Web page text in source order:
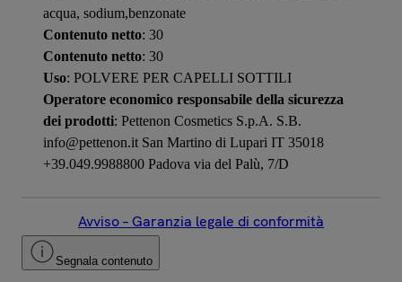
acqua, sodium,benzonate
Contenuto netto: 30
Contenuto netto: 30
Uso: POLVERE PER CAPELLI SOTTILI
Operatore economico responsabile della sicurezza
dei prodotti: Pettenon Cosmetics S.p.A. S.B.
info@pettenon.it San Martino di Lupari IT 35018
+39.049.9988800 Padova via del Palù, 7/D
Avviso – Garanzia legale di conformità
Segnala contenuto